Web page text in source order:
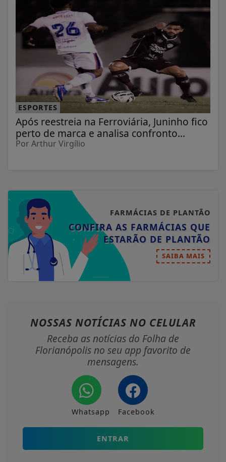
ESPORTES
Após reestreia na Ferroviária, Juninho fico
perto de marca e analisa confronto...
Por Arthur Virgílio
FARMÁCIAS DE PLANTÃO
CONFIRA AS FARMÁCIAS QUE
ESTARÃO DE PLANTÃO
SAIBA MAIS
NOSSAS NOTÍCIAS NO CELULAR
Receba as notícias do Folha de
Florianópolis no seu app favorito de
mensagens.
Whatsapp Facebook
ENTRAR